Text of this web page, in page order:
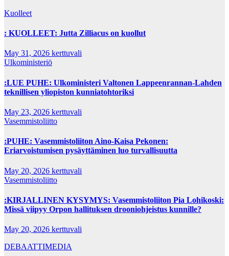
Kuolleet
: KUOLLEET: Jutta Zilliacus on kuollut
May 31, 2026 kerttuvali
Ulkoministeriö
:LUE PUHE: Ulkoministeri Valtonen Lappeenrannan-Lahden
teknillisen yliopiston kunniatohtoriksi
May 23, 2026 kerttuvali
Vasemmistoliitto
:PUHE: Vasemmistoliiton Aino-Kaisa Pekonen:
Eriarvoistumisen pysäyttäminen luo turvallisuutta
May 20, 2026 kerttuvali
Vasemmistoliitto
:KIRJALLINEN KYSYMYS: Vasemmistoliiton Pia Lohikoski:
Missä viipyy Orpon hallituksen drooniohjeistus kunnille?
May 20, 2026 kerttuvali
DEBAATTIMEDIA